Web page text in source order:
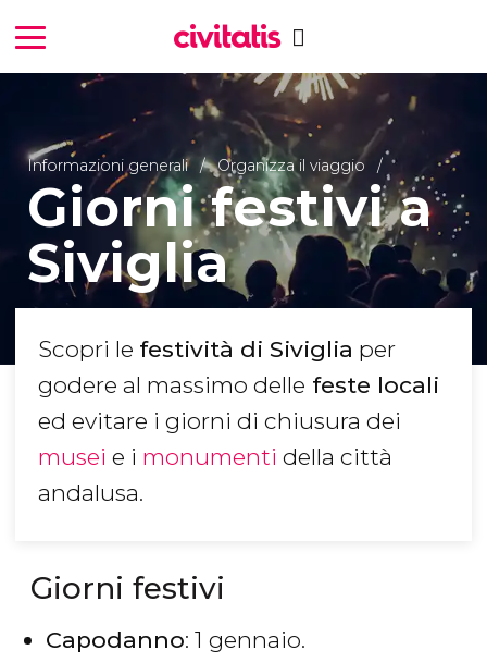
Informazioni generali Organizza il viaggio
Giorni festivi a
Siviglia
Scopri le festività di Siviglia per
godere al massimo delle feste locali
ed evitare i giorni di chiusura dei
musei e i monumenti della città
andalusa.
Giorni festivi
Capodanno: 1 gennaio.